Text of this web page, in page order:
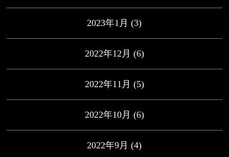
2023年1月 (3)
2022年12月 (6)
2022年11月 (5)
2022年10月 (6)
2022年9月 (4)